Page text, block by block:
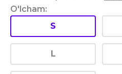
O'lcham:
S
L